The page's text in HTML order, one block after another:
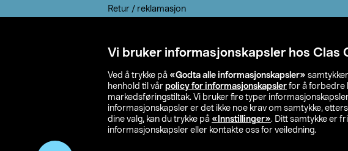
Vi bruker informasjonskapsler hos Clas
Ved å trykke på «Godta alle informasjonskapsler»
henhold til vår policy for informasjonskapsler for å forbedre
markedsføringstiltak. Vi bruker fire typer
informasjonskapsler er det ikke noe krav om samtykke,
dine valg, kan du trykke på «Innstillinger». Ditt samtykke er
informasjonskapsler eller kontakte oss for veiledning.
Retur / reklamasjon